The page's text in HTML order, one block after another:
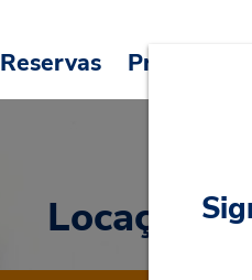
Reservas Promoções
Locação